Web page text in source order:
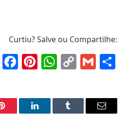
Curtiu? Salve ou Compartilhe:
Facebook
Pinterest
Copy
Pinterest LinkedInTumblr Email